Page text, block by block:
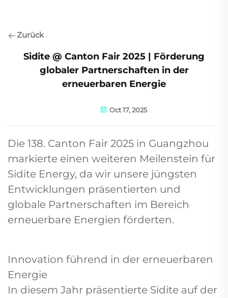
Zurück
Sidite @ Canton Fair 2025 | Förderung
globaler Partnerschaften in der
erneuerbaren Energie
Oct 17, 2025
Die 138. Canton Fair 2025 in Guangzhou
markierte einen weiteren Meilenstein für
Sidite Energy, da wir unsere jüngsten
Entwicklungen präsentierten und
globale Partnerschaften im Bereich
erneuerbare Energien förderten.
Innovation führend in der erneuerbaren
Energie
In diesem Jahr präsentierte Sidite auf der